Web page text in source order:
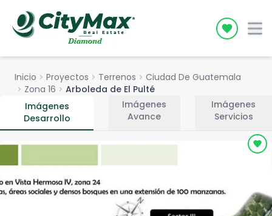
Icon
Inicio chevron_right Proyectos chevron_right Terrenos chevron_right Ciudad De Guatemala
chevron_right Zona 16 chevron_right Arboleda de El Pulté
Imágenes
Desarrollo
Imágenes
Avance
Imágenes
Servicios